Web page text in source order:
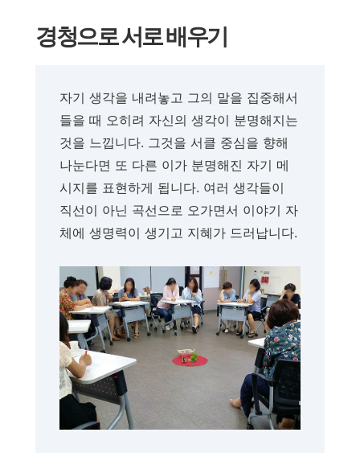
경청으로 서로 배우기
자기 생각을 내려놓고 그의 말을 집중해서
들을 때 오히려 자신의 생각이 분명해지는
것을 느낍니다. 그것을 서클 중심을 향해
나눈다면 또 다른 이가 분명해진 자기 메
시지를 표현하게 됩니다. 여러 생각들이
직선이 아닌 곡선으로 오가면서 이야기 자
체에 생명력이 생기고 지혜가 드러납니다.